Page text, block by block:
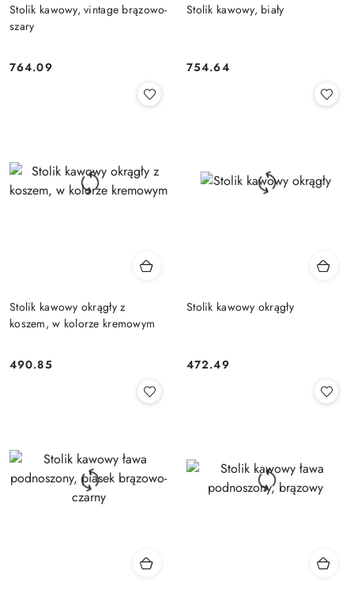
Stolik kawowy, vintage brązowo-
szary
Cena:
764.09
Stolik kawowy, biały
Cena:
754.64
Stolik kawowy okrągły z
koszem, w kolorze kremowym
Cena:
490.85
Stolik kawowy okrągły
Cena:
472.49